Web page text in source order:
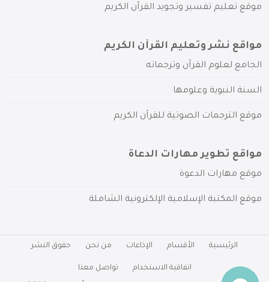
موقع تعليم تفسير وتجويد القرآن الكريم
مواقع نشر وتعليم القرآن الكريم
الجامع لعلوم القرآن وترجماته
السنة النبوية وعلومها
موقع الترجمات الصوتية للقرآن الكريم
مواقع تطوير مهارات الدعاة
موقع مهارات الدعوة
موقع المكتبة الإسلامية الإلكترونية الشاملة
الرئيسية الأقسام الإذاعات من نحن حقوق النشر
اتفاقية الاستخدام تواصل معنا